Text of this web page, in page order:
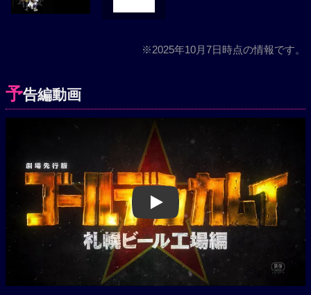
※2025年10月7日時点の情報です。
予告編動画
Play